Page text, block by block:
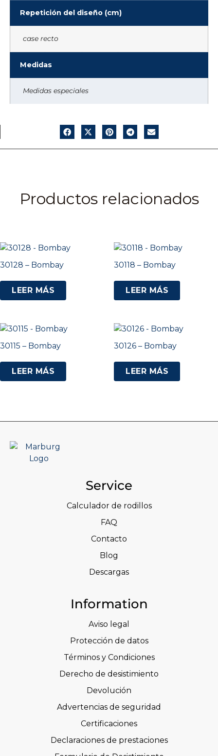
Repetición del diseño (cm)
case recto
Medidas
Medidas especiales
Productos relacionados
30128 – Bombay
LEER MÁS
30118 – Bombay
LEER MÁS
30115 – Bombay
LEER MÁS
30126 – Bombay
LEER MÁS
Service
Calculador de rodillos
FAQ
Contacto
Blog
Descargas
Information
Aviso legal
Protección de datos
Términos y Condiciones
Derecho de desistimiento
Devolución
Advertencias de seguridad
Certificaciones
Declaraciones de prestaciones